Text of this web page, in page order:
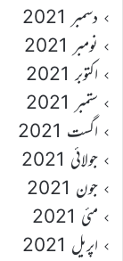
دسمبر 2021
نومبر 2021
اکتوبر 2021
ستمبر 2021
اگست 2021
جولائی 2021
جون 2021
مئی 2021
اپریل 2021